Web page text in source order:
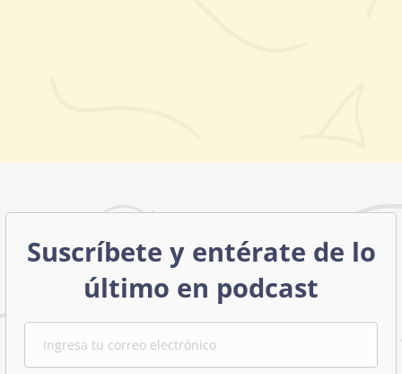
Suscríbete y entérate de lo
último en podcast